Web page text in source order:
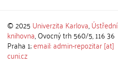
© 2025 Univerzita Karlova,Ústřední
knihovna, Ovocný trh 560/5, 116 36
Praha 1;email: admin-repozitar [at]
cuni.cz